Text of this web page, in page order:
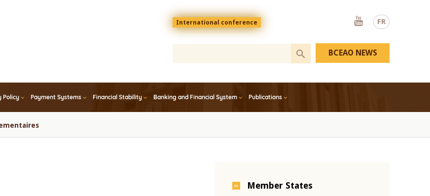
FR
Menu
top
En
International conference
Youtube
Policy Payment Systems Financial Stability Banking and Financial System Publications
BCEAO NEWS
Member States